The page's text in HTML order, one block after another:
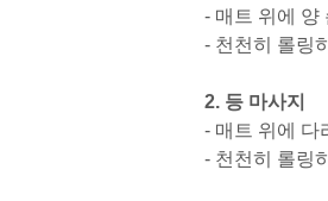
- 매트 위에 양
- 천천히 롤링
2. 등 마사지
- 매트 위에 다
- 천천히 롤링